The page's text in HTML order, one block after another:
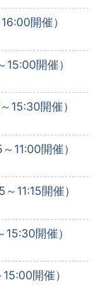
開催）
開催）
15:30開催）
11:00開催）
11:15開催）
開催）
開催）